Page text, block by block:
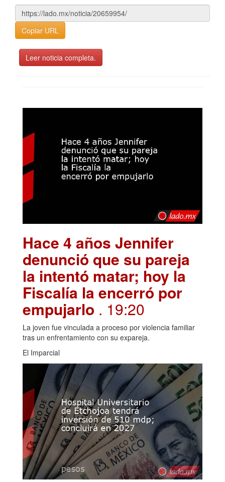
Copiar URL
Leer noticia completa.
Hace 4 años Jennifer
denunció que su pareja
la intentó matar; hoy la
Fiscalía la encerró por
empujarlo . 19:20
La joven fue vinculada a proceso por violencia familiar
tras un enfrentamiento con su expareja.
El Imparcial